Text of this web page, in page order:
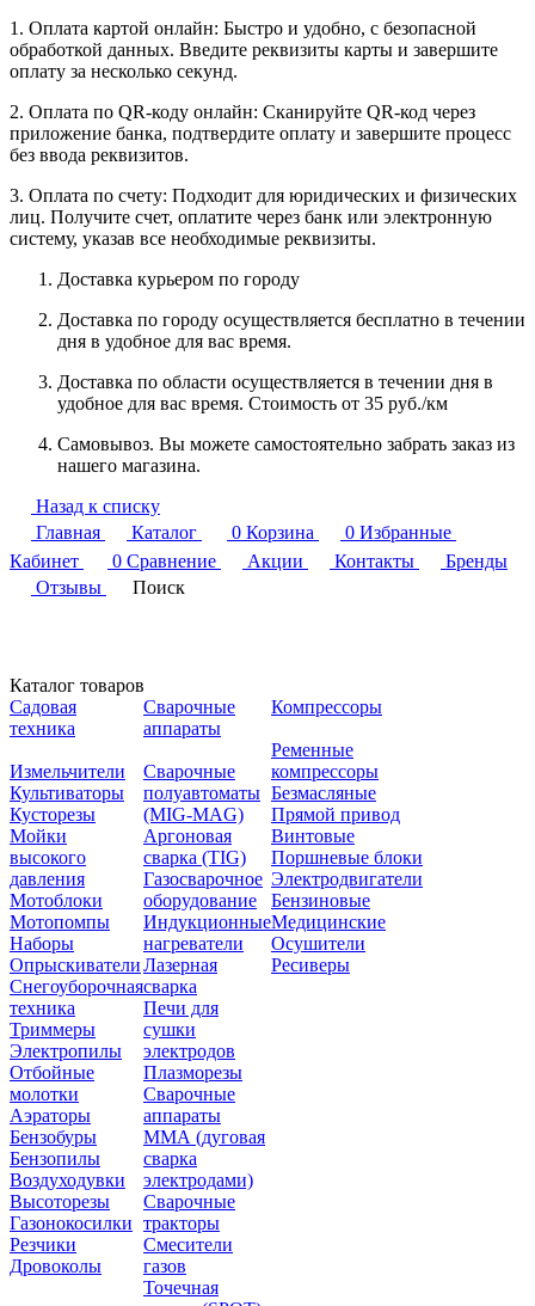
1. Оплата картой онлайн: Быстро и удобно, с безопасной
обработкой данных. Введите реквизиты карты и завершите
оплату за несколько секунд.
2. Оплата по QR-коду онлайн: Сканируйте QR-код через
приложение банка, подтвердите оплату и завершите процесс
без ввода реквизитов.
3. Оплата по счету: Подходит для юридических и физических
лиц. Получите счет, оплатите через банк или электронную
систему, указав все необходимые реквизиты.
Доставка курьером по городу
Доставка по городу осуществляется бесплатно в течении
дня в удобное для вас время.
Доставка по области осуществляется в течении дня в
удобное для вас время. Стоимость от 35 руб./км
Самовывоз. Вы можете самостоятельно забрать заказ из
нашего магазина.
Назад к списку
Главная
Каталог 0 Корзина 0 Избранные
Кабинет
0 Сравнение Акции Контакты
Бренды
Отзывы
Поиск
Каталог товаров
Садовая
техника
Измельчители
Культиваторы
Кусторезы
Мойки
высокого
давления
Мотоблоки
Мотопомпы
Наборы
Опрыскиватели
Снегоуборочная
техника
Триммеры
Электропилы
Отбойные
молотки
Аэраторы
Бензобуры
Бензопилы
Воздуходувки
Высоторезы
Газонокосилки
Резчики
Дровоколы
Сварочные
аппараты
Сварочные
полуавтоматы
(MIG-MAG)
Аргоновая
сварка (TIG)
Газосварочное
оборудование
Индукционные
нагреватели
Лазерная
сварка
Печи для
сушки
электродов
Плазморезы
Сварочные
аппараты
ММА (дуговая
сварка
электродами)
Сварочные
тракторы
Смесители
газов
Точечная
Компрессоры
Ременные
компрессоры
Безмасляные
Прямой привод
Винтовые
Поршневые блоки
Электродвигатели
Бензиновые
Медицинские
Осушители
Ресиверы